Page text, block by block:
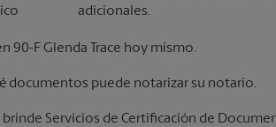
adicionales.
90-F Glenda Trace hoy mismo.
documentos puede notarizar su notario.
Servicios de Certificación de